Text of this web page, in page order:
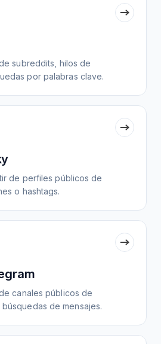
subreddits, hilos de
por palabras clave.
de perfiles públicos de
o hashtags.
canales públicos de
de mensajes.